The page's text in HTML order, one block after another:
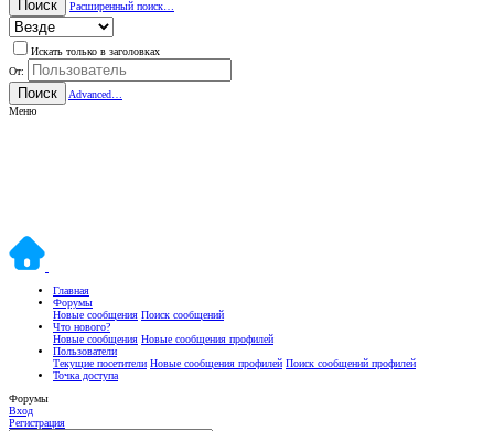
Поиск Расширенный поиск…
Искать только в заголовках
От:
Поиск
Advanced…
Меню
Главная
Форумы
Новые сообщения Поиск сообщений
Что нового?
Новые сообщения Новые сообщения профилей
Пользователи
Текущие посетители Новые сообщения профилей Поиск сообщений профилей
Точка доступа
Форумы
Вход
Регистрация